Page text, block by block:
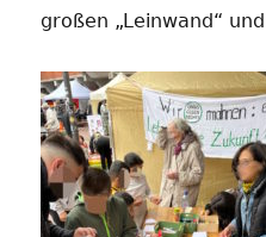
großen „Leinwand“